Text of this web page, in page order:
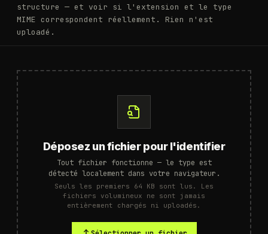
structure — et voir si l'extension et le type
MIME correspondent réellement. Rien n'est
uploadé.
Déposez un fichier pour l'identifier
Tout fichier fonctionne — le type est
détecté localement dans votre navigateur.
Seuls les premiers 64 KB sont lus. Les
fichiers volumineux ne sont jamais
entièrement chargés ni uploadés.